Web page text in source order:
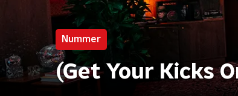
Nummer
(Get Your Kicks